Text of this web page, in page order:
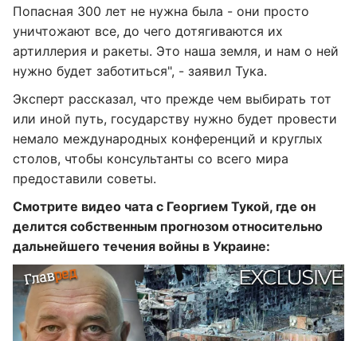
Попасная 300 лет не нужна была - они просто
уничтожают все, до чего дотягиваются их
артиллерия и ракеты. Это наша земля, и нам о ней
нужно будет заботиться", - заявил Тука.
Эксперт рассказал, что прежде чем выбирать тот
или иной путь, государству нужно будет провести
немало международных конференций и круглых
столов, чтобы консультанты со всего мира
предоставили советы.
Смотрите видео чата с Георгием Тукой, где он
делится собственным прогнозом относительно
дальнейшего течения войны в Украине: